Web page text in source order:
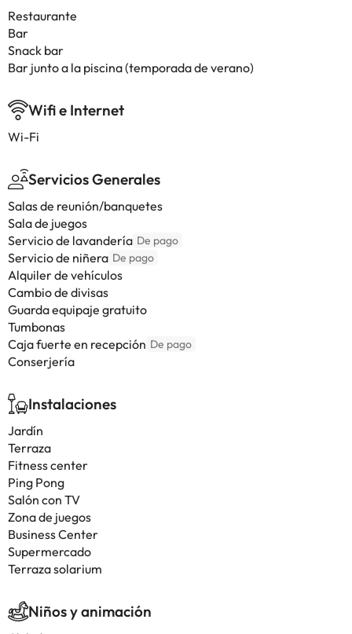
Restaurante
Bar
Snack bar
Bar junto a la piscina (temporada de verano)
Wifi e Internet
Wi-Fi
Servicios Generales
Salas de reunión/banquetes
Sala de juegos
Servicio de lavandería De pago
Servicio de niñera De pago
Alquiler de vehículos
Cambio de divisas
Guarda equipaje gratuito
Tumbonas
Caja fuerte en recepción De pago
Conserjería
Instalaciones
Jardín
Terraza
Fitness center
Ping Pong
Salón con TV
Zona de juegos
Business Center
Supermercado
Terraza solarium
Niños y animación